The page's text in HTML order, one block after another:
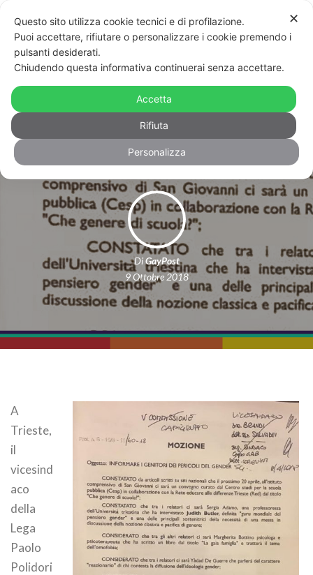
Vice sindaco di Trieste accoglie la
mozione di Forza Nuova sui “pericoli
del gender”
DiGayPost
9 Ottobre 2018
A
Trieste,
il
vicesind
aco
della
Lega
Paolo
Polidori
✕
Questo sito utilizza cookie tecnici e di profilazione.
Puoi accettare, rifiutare o personalizzare i cookie premendo i
pulsanti desiderati.
Chiudendo questa informativa continuerai senza accettare.
Accetta
Rifiuta
Personalizza